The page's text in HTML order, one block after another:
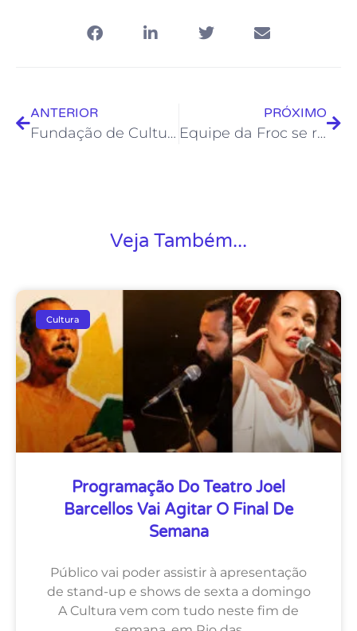
ANTERIOR
Fundação de Cultura apresenta a Festa da Cultura Afro-Brasileira
PRÓXIMO
Equipe da Froc se reúne com escritores selecionados nos editais literários
Veja Também...
Cultura
Programação Do Teatro Joel
Barcellos Vai Agitar O Final De
Semana
Público vai poder assistir à apresentação
de stand-up e shows de sexta a domingo
A Cultura vem com tudo neste fim de